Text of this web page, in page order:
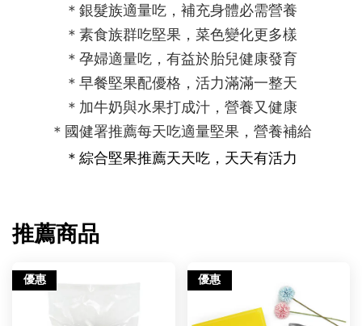
＊銀髮族適量吃，補充身體必需營養
＊素食族群吃堅果，菜色變化更多樣
＊孕婦適量吃，有益於胎兒健康發育
＊早餐堅果配優格， 活力滿滿一整天
＊加牛奶與水果打成汁，營養又健康
＊國健署推薦每天吃適量堅果，營養補給
＊綜合堅果推薦天天吃，天天有活力
推薦商品
優惠 優惠